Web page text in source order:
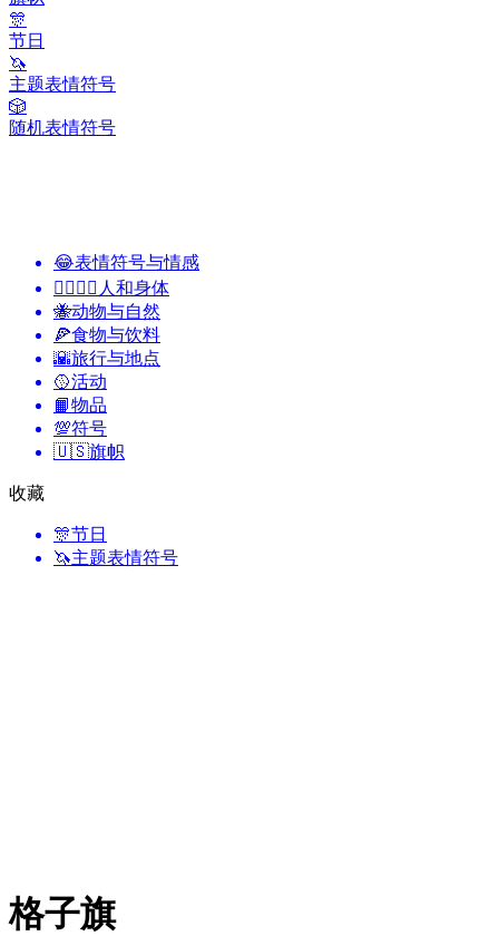
🎊
节日
🦄
主题表情符号
🎲
随机表情符号
😂表情符号与情感
👩‍❤️‍💋‍👨 人和身体
🐝动物与自然
🍕食物与饮料
🌇旅行与地点
🥎活动
📙物品
💯符号
🇺🇸旗帜
收藏
🎊节日
🦄主题表情符号
格子旗